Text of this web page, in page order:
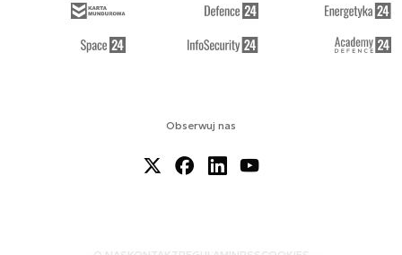
Obserwuj nas